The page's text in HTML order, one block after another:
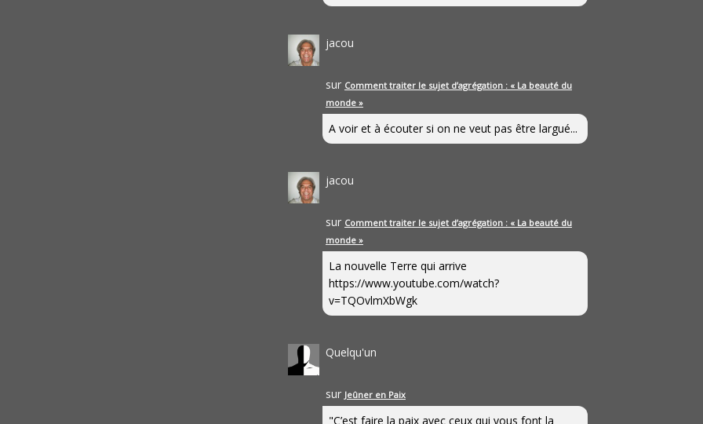
jacou
sur Comment traiter le sujet d’agrégation : « La beauté du
monde »
A voir et à écouter si on ne veut pas être largué...
jacou
sur Comment traiter le sujet d’agrégation : « La beauté du
monde »
La nouvelle Terre qui arrive
https://www.youtube.com/watch?
v=TQOvlmXbWgk
Quelqu'un
sur Jeûner en Paix
"C’est faire la paix avec ceux qui vous font la